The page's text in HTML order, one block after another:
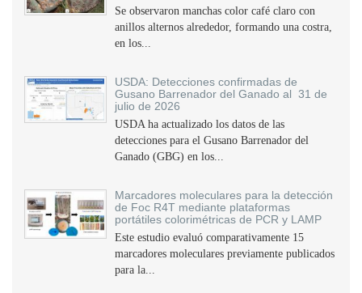
Se observaron manchas color café claro con
anillos alternos alrededor, formando una costra,
en los...
USDA: Detecciones confirmadas de
Gusano Barrenador del Ganado al 31 de
julio de 2026
USDA ha actualizado los datos de las
detecciones para el Gusano Barrenador del
Ganado (GBG) en los...
Marcadores moleculares para la detección
de Foc R4T mediante plataformas
portátiles colorimétricas de PCR y LAMP
Este estudio evaluó comparativamente 15
marcadores moleculares previamente publicados
para la...